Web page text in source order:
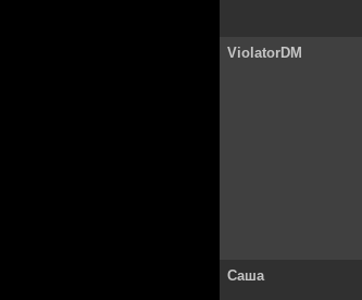
ViolatorDM
Саша